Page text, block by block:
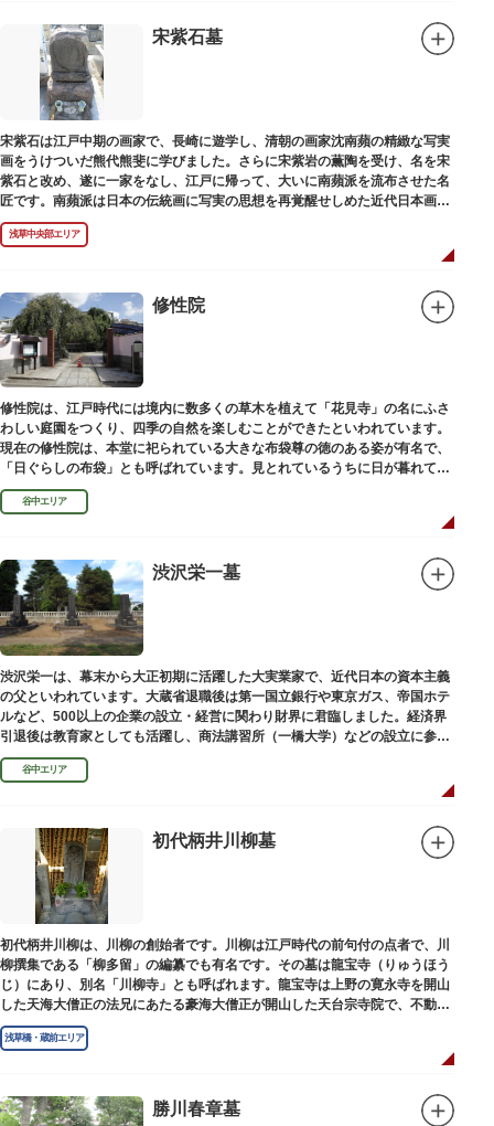
宋紫石墓
宋紫石は江戸中期の画家で、長崎に遊学し、清朝の画家沈南蘋の精緻な写実
画をうけついだ熊代熊斐に学びました。さらに宋紫岩の薫陶を受け、名を宋
紫石と改め、遂に一家をなし、江戸に帰って、大いに南蘋派を流布させた名
匠です。南蘋派は日本の伝統画に写実の思想を再覚醒せしめた近代日本画壇
の源流です。お墓は徳本寺（とくほんじ）境内にあります。
浅草中央部エリア
修性院
修性院は、江戸時代には境内に数多くの草木を植えて「花見寺」の名にふさ
わしい庭園をつくり、四季の自然を楽しむことができたといわれています。
現在の修性院は、本堂に祀られている大きな布袋尊の徳のある姿が有名で、
「日ぐらしの布袋」とも呼ばれています。見とれているうちに日が暮れてし
まった、という言い伝えです。
谷中エリア
渋沢栄一墓
渋沢栄一は、幕末から大正初期に活躍した大実業家で、近代日本の資本主義
の父といわれています。大蔵省退職後は第一国立銀行や東京ガス、帝国ホテ
ルなど、500以上の企業の設立・経営に関わり財界に君臨しました。経済界
引退後は教育家としても活躍し、商法講習所（一橋大学）などの設立に参画
しました。お墓は谷中霊園にあります。
谷中エリア
初代柄井川柳墓
初代柄井川柳は、川柳の創始者です。川柳は江戸時代の前句付の点者で、川
柳撰集である「柳多留」の編纂でも有名です。その墓は龍宝寺（りゅうほう
じ）にあり、別名「川柳寺」とも呼ばれます。龍宝寺は上野の寛永寺を開山
した天海大僧正の法兄にあたる豪海大僧正が開山した天台宗寺院で、不動明
王の梵字を刻んだ板碑が境内に残っています。
浅草橋・蔵前エリア
勝川春章墓